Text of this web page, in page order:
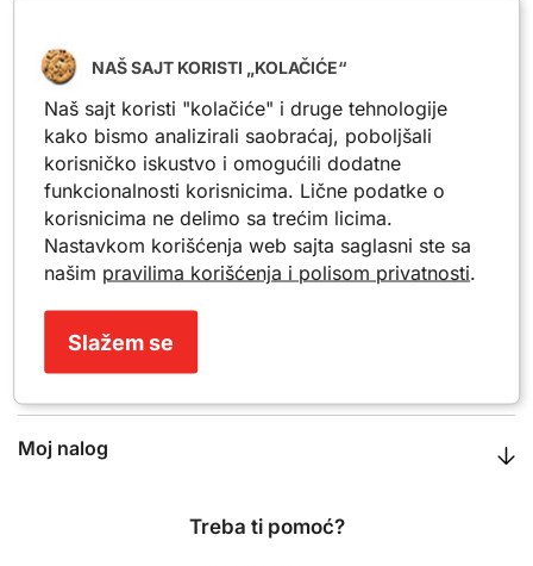
tvoja opuštena i bezbrižna pretraga
Poverenje ljudi
hiljade zadovoljnih je sa nama
Važne informacije
Glavni meni
Moj nalog
Treba ti pomoć?
NAŠ SAJT KORISTI „KOLAČIĆE“
Naš sajt koristi "kolačiće" i druge tehnologije
kako bismo analizirali saobraćaj, poboljšali
korisničko iskustvo i omogućili dodatne
funkcionalnosti korisnicima. Lične podatke o
korisnicima ne delimo sa trećim licima.
Nastavkom korišćenja web sajta saglasni ste sa
našim pravilima korišćenja i polisom privatnosti.
Slažem se